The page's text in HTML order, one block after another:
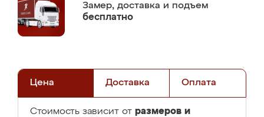
Замер, доставка и подъем
бесплатно
Цена Доставка Оплата
Стоимость зависит от размеров и